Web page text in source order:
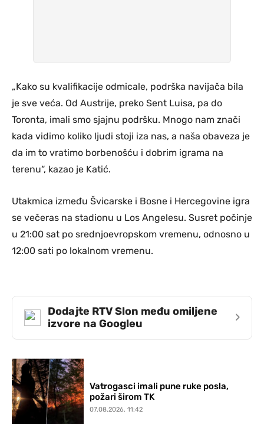
„Kako su kvalifikacije odmicale, podrška navijača bila
je sve veća. Od Austrije, preko Sent Luisa, pa do
Toronta, imali smo sjajnu podršku. Mnogo nam znači
kada vidimo koliko ljudi stoji iza nas, a naša obaveza je
da im to vratimo borbenošću i dobrim igrama na
terenu“, kazao je Katić.
Utakmica između Švicarske i Bosne i Hercegovine igra
se večeras na stadionu u Los Angelesu. Susret počinje
u 21:00 sat po srednjoevropskom vremenu, odnosno u
12:00 sati po lokalnom vremenu.
Dodajte RTV Slon među omiljene
izvore na Googleu
›
Vatrogasci imali pune ruke posla,
požari širom TK
07.08.2026. 11:42